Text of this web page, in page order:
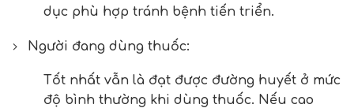
dục phù hợp tránh bệnh tiến triển.
Người đang dùng thuốc:
Tốt nhất vẫn là đạt được đường huyết ở mức
độ bình thường khi dùng thuốc. Nếu cao